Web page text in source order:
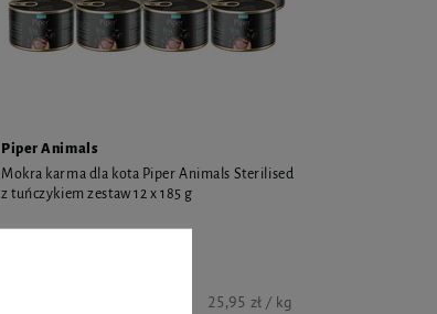
Piper Animals
Mokra karma dla kota Piper Animals Sterilised
z tuńczykiem zestaw 12 x 185 g
25,95 zł / kg